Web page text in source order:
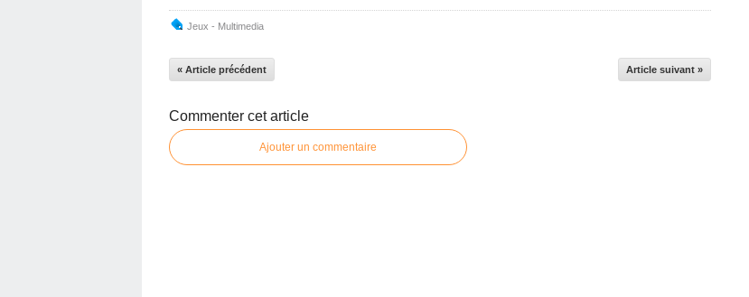
Jeux - Multimedia
« Article précédent Article suivant »
Commenter cet article
Ajouter un commentaire